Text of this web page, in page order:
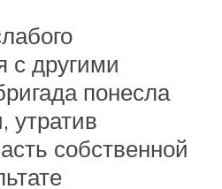
с другими
понесла
утратив
собственной